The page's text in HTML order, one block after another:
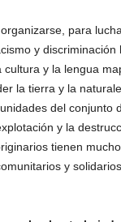
para
y
y la lengua
la tierra y la
del conjunto
y la
tienen
y